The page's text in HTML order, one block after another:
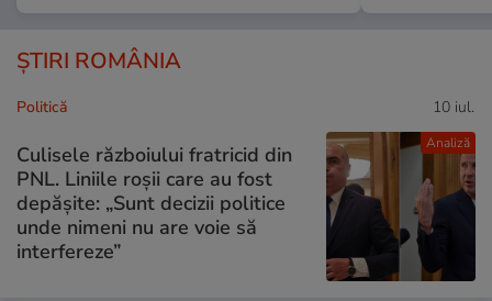
ȘTIRI ROMÂNIA
Analiză
Politică 10 iul.
Culisele războiului fratricid din
PNL. Liniile roșii care au fost
depășite: „Sunt decizii politice
unde nimeni nu are voie să
interfereze”